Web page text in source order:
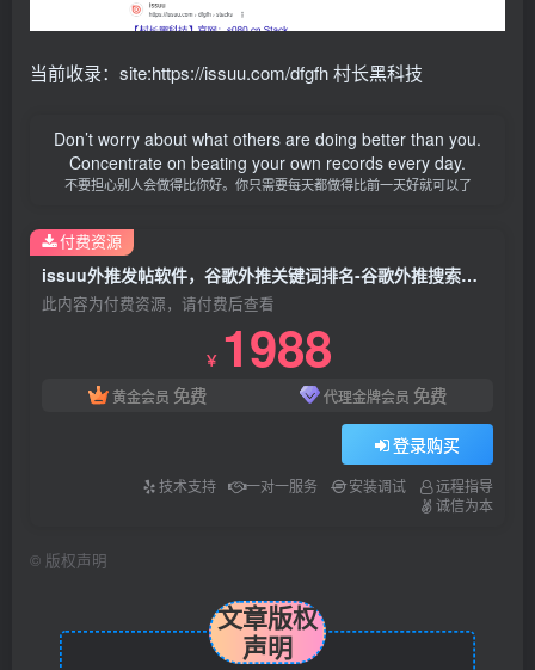
当前收录：site:https://issuu.com/dfgfh 村长黑科技
Don’t worry about what others are doing better than you.
Concentrate on beating your own records every day.
不要担心别人会做得比你好。你只需要每天都做得比前一天好就可以了
issuu外推发帖软件，谷歌外推关键词排名-谷歌外推搜索排名优化软件
此内容为付费资源，请付费后查看
￥ 1988
黄金会员 免费 代理金牌会员 免费
登录购买
技术支持 一对一服务 安装调试
远程指导
诚信为本
付费资源
© 版权声明
文章版权
声明